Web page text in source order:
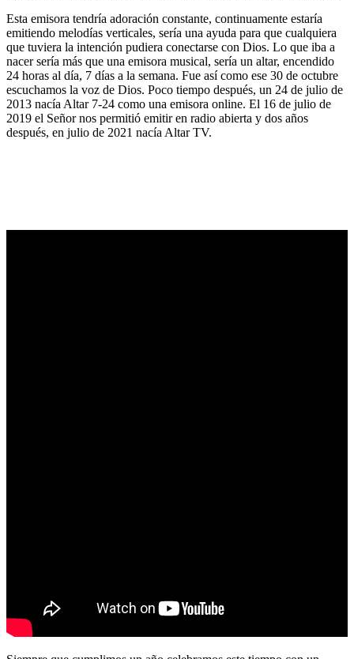
Esta emisora tendría adoración constante, continuamente estaría
emitiendo melodías verticales, sería una ayuda para que cualquiera
que tuviera la intención pudiera conectarse con Dios. Lo que iba a
nacer sería más que una emisora musical, sería un altar, encendido
24 horas al día, 7 días a la semana. Fue así como ese 30 de octubre
escuchamos la voz de Dios. Poco tiempo después, un 24 de julio de
2013 nacía Altar 7-24 como una emisora online. El 16 de julio de
2019 el Señor nos permitió emitir en radio abierta y dos años
después, en julio de 2021 nacía Altar TV.